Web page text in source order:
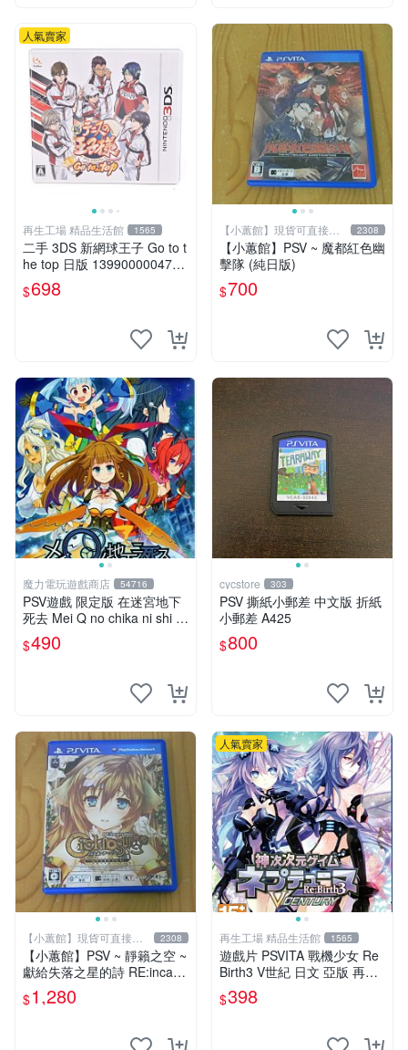
人氣賣家
再生工場 精品生活館 1565
二手 3DS 新網球王子 Go to t
he top 日版 139900000478
再生工場 01
$698
【小蕙館】現貨可直接下
標
2308
【小蕙館】PSV ~ 魔都紅色幽
擊隊 (純日版)
$700
魔力電玩遊戲商店 54716
PSV遊戲 限定版 在迷宮地下
死去 Mei Q no chika ni shi s
u 日文亞版 【板橋魔力】
$490
cycstore 303
PSV 撕紙小郵差 中文版 折紙
小郵差 A425
$800
【小蕙館】現貨可直接下
標
2308
【小蕙館】PSV ~ 靜籟之空 ~
獻給失落之星的詩 RE:incarn
ation (純日版)
$1,280
人氣賣家
再生工場 精品生活館 1565
遊戲片 PSVITA 戰機少女 Re
Birth3 V世紀 日文 亞版 再生
工場 01
$398